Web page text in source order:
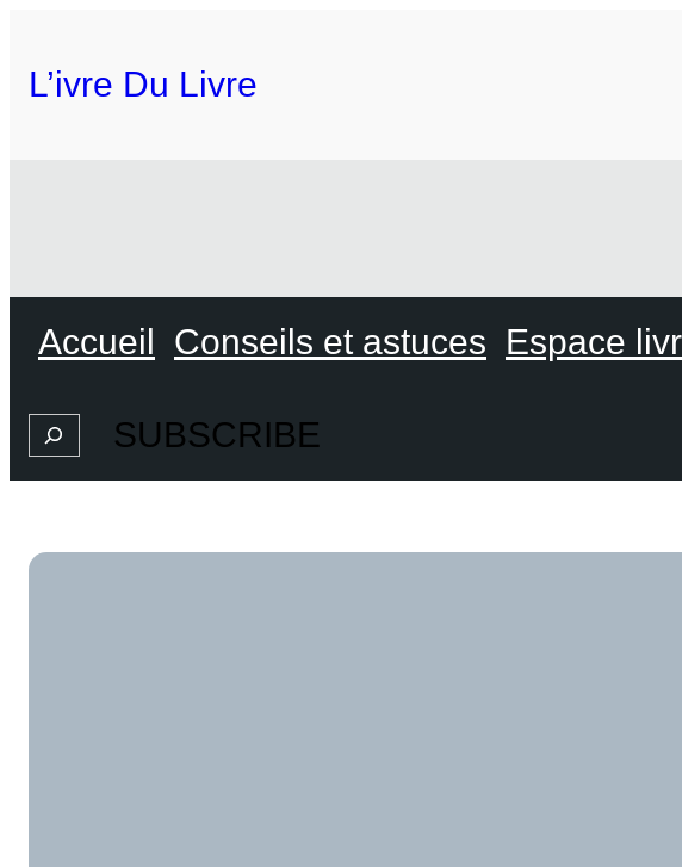
L’ivre Du Livre
Accueil Conseils et astuces Espace
SearchSUBSCRIBE